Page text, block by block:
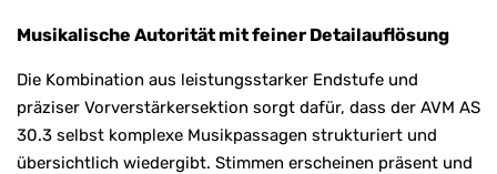
Musikalische Autorität mit feiner Detailauflösung
Die Kombination aus leistungsstarker Endstufe und
präziser Vorverstärkersektion sorgt dafür, dass der AVM AS
30.3 selbst komplexe Musikpassagen strukturiert und
übersichtlich wiedergibt. Stimmen erscheinen präsent und